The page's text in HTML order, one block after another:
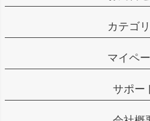
カテゴ
マイペ
サポー